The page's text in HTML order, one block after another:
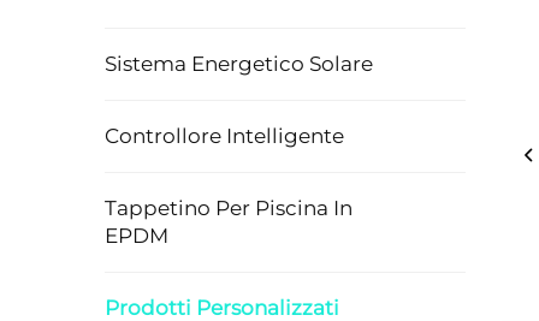
Sistema Energetico Solare
Controllore Intelligente
Tappetino Per Piscina In
EPDM
Prodotti Personalizzati